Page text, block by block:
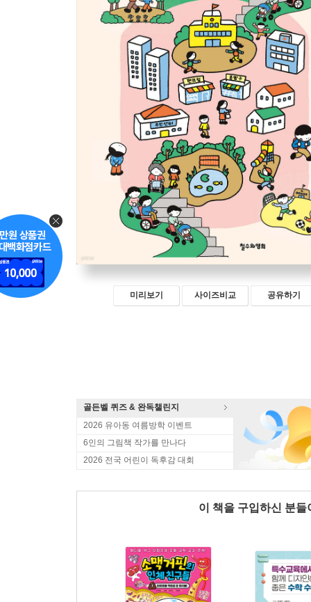
미리보기 사이즈비교 공유하기
골든벨 퀴즈 & 완독챌린지
2026 유아동 여름방학 이벤트
6인의 그림책 작가를 만나다
2026 전국 어린이 독후감 대회
이 책을 구입하신 분